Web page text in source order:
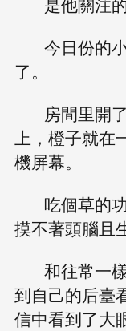
今日份的
了。
房間里開
上，橙子就在
機屏幕。
吃個草的
摸不著頭腦且
和往常一
到自己的后臺
信中看到了大